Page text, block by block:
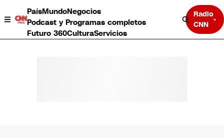
PaísMundoNegocios
Podcast y Programas completos
Futuro 360CulturaServicios
Radio
CNN